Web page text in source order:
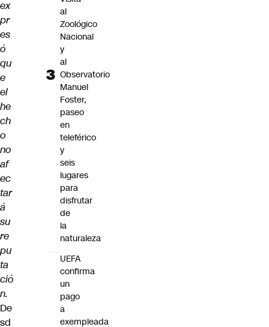
ex
pr
es
ó
qu
e
el
he
ch
o
no
af
ec
tar
á
su
re
pu
ta
ció
n.
De
sd
al
Zoológico
Nacional
y
al
Observatorio
Manuel
Foster,
paseo
en
teleférico
y
seis
lugares
para
disfrutar
de
la
naturaleza
UEFA
confirma
un
pago
a
exempleada